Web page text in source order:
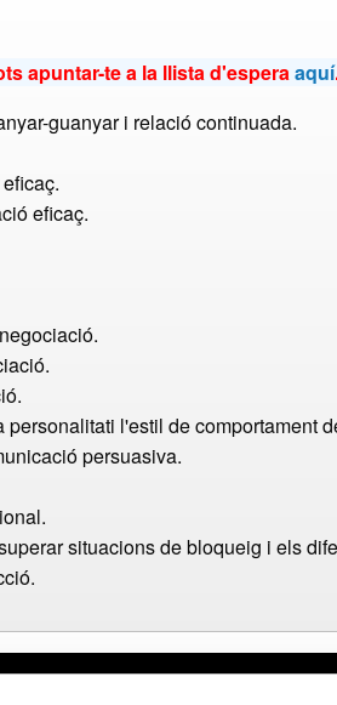
apuntar-te a la llista d'esperaaquí
guanyar i relació continuada.
eficaç.
l'estil de comportament
persuasiva.
situacions de bloqueig i els